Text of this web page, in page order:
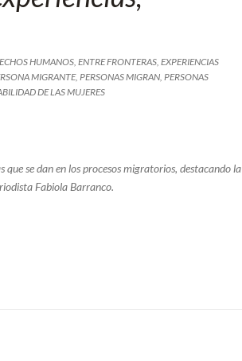
HUMANOS,ENTRE FRONTERAS,EXPERIENCIAS
MIGRANTE,PERSONAS MIGRAN,PERSONAS
DE LAS MUJERES
se dan en los procesos migratorios, destacando la
Fabiola Barranco.